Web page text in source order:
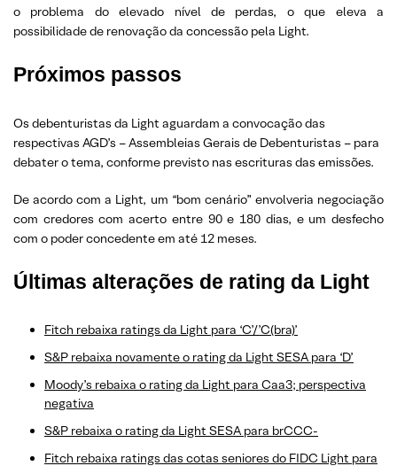
o problema do elevado nível de perdas, o que eleva a
possibilidade de renovação da concessão pela Light.
Próximos passos
Os debenturistas da Light aguardam a convocação das
respectivas AGD’s – Assembleias Gerais de Debenturistas – para
debater o tema, conforme previsto nas escrituras das emissões.
De acordo com a Light, um “bom cenário” envolveria negociação
com credores com acerto entre 90 e 180 dias, e um desfecho
com o poder concedente em até 12 meses.
Últimas alterações de rating da Light
Fitch rebaixa ratings da Light para ‘C’/’C(bra)’
S&P rebaixa novamente o rating da Light SESA para ‘D’
Moody’s rebaixa o rating da Light para Caa3; perspectiva
negativa
S&P rebaixa o rating da Light SESA para brCCC-
Fitch rebaixa ratings das cotas seniores do FIDC Light para